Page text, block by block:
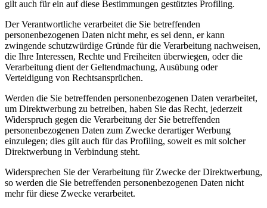
gilt auch für ein auf diese Bestimmungen gestütztes Profiling.
Der Verantwortliche verarbeitet die Sie betreffenden
personenbezogenen Daten nicht mehr, es sei denn, er kann
zwingende schutzwürdige Gründe für die Verarbeitung nachweisen,
die Ihre Interessen, Rechte und Freiheiten überwiegen, oder die
Verarbeitung dient der Geltendmachung, Ausübung oder
Verteidigung von Rechtsansprüchen.
Werden die Sie betreffenden personenbezogenen Daten verarbeitet,
um Direktwerbung zu betreiben, haben Sie das Recht, jederzeit
Widerspruch gegen die Verarbeitung der Sie betreffenden
personenbezogenen Daten zum Zwecke derartiger Werbung
einzulegen; dies gilt auch für das Profiling, soweit es mit solcher
Direktwerbung in Verbindung steht.
Widersprechen Sie der Verarbeitung für Zwecke der Direktwerbung,
so werden die Sie betreffenden personenbezogenen Daten nicht
mehr für diese Zwecke verarbeitet.